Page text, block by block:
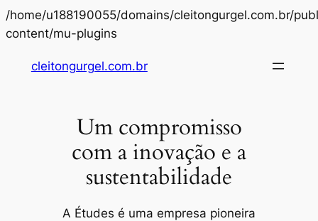
/home/u188190055/domains/cleitongurgel.com.br/
content/mu-plugins
o
cleitongurgel.com.br
Um compromisso
com a inovação e a
sustentabilidade
A Études é uma empresa pioneira